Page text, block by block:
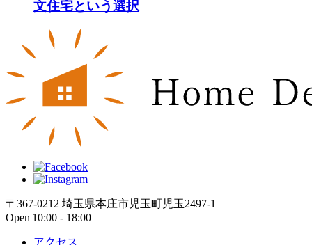
文住宅という選択
〒367-0212 埼玉県本庄市児玉町児玉2497-1
Open|10:00 - 18:00
アクセス